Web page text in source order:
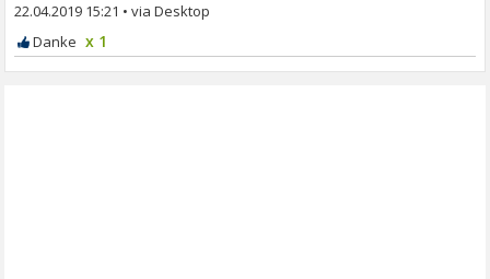
22.04.2019 15:21 •
x 1